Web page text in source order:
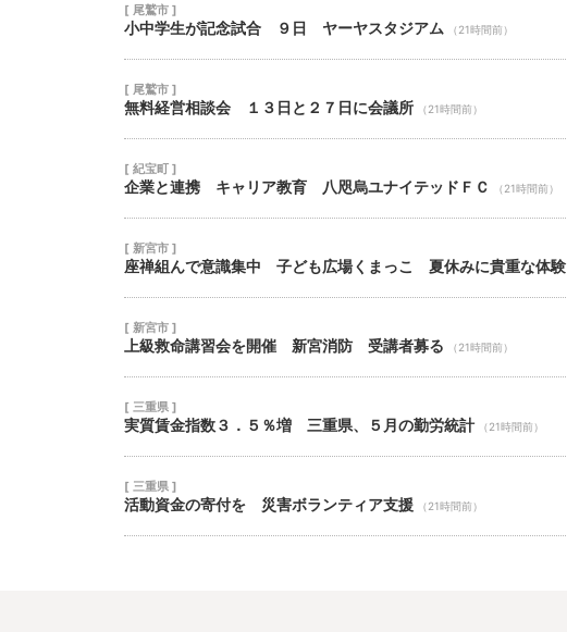
[ 尾鷲市 ]
小中学生が記念試合 ９日 ヤーヤスタジアム （21時間前）
[ 尾鷲市 ]
無料経営相談会 １３日と２７日に会議所 （21時間前）
[ 紀宝町 ]
企業と連携 キャリア教育 八咫烏ユナイテッドＦＣ （21時間前）
[ 新宮市 ]
座禅組んで意識集中 子ども広場くまっこ 夏休みに貴重な体験
[ 新宮市 ]
上級救命講習会を開催 新宮消防 受講者募る （21時間前）
[ 三重県 ]
実質賃金指数３．５％増 三重県、５月の勤労統計 （21時間前）
[ 三重県 ]
活動資金の寄付を 災害ボランティア支援 （21時間前）